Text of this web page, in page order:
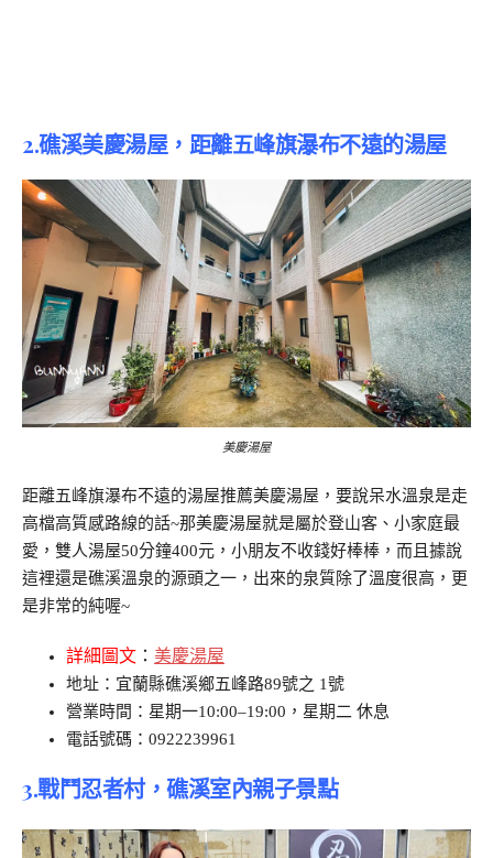
2.礁溪美慶湯屋，距離五峰旗瀑布不遠的湯屋
美慶湯屋
距離五峰旗瀑布不遠的湯屋推薦美慶湯屋，要說呆水溫泉是走
高檔高質感路線的話~那美慶湯屋就是屬於登山客、小家庭最
愛，雙人湯屋50分鐘400元，小朋友不收錢好棒棒，而且據說
這裡還是礁溪溫泉的源頭之一，出來的泉質除了溫度很高，更
是非常的純喔~
詳細圖文 ： 美慶湯屋
地址：宜蘭縣礁溪鄉五峰路89號之 1號
營業時間：星期一10:00–19:00，星期二 休息
電話號碼：0922239961
3.戰鬥忍者村，礁溪室內親子景點